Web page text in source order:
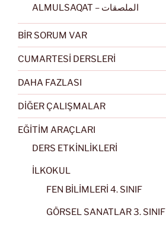
ALMULSAQAT – الملصقات
BİR SORUM VAR
CUMARTESİ DERSLERİ
DAHA FAZLASI
DİĞER ÇALIŞMALAR
EĞİTİM ARAÇLARI
DERS ETKİNLİKLERİ
İLKOKUL
FEN BİLİMLERİ 4. SINIF
GÖRSEL SANATLAR 3. SINIF